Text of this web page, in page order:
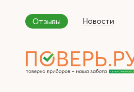
Отзывы Новости